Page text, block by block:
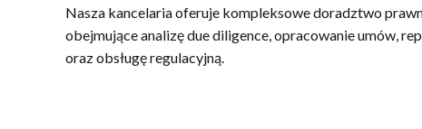
Nasza kancelaria oferuje kompleksowe doradztwo
obejmujące analizę due diligence, opracowanie umów,
oraz obsługę regulacyjną.